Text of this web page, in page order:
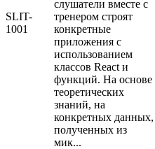
SLIT-
1001
слушатели вместе с
тренером строят
конкретные
приложения с
использованием
классов React и
функций. На основе
теоретических
знаний, на
конкретных данных,
полученных из
мик...